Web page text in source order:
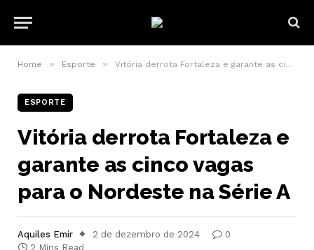
Home » Esporte » Vitória derrota Fortaleza e garante as cinco vagas para o Nordeste na Série A
ESPORTE
Vitória derrota Fortaleza e
garante as cinco vagas
para o Nordeste na Série A
Aquiles Emir 2 de dezembro de 2024
0
2 Mins Read